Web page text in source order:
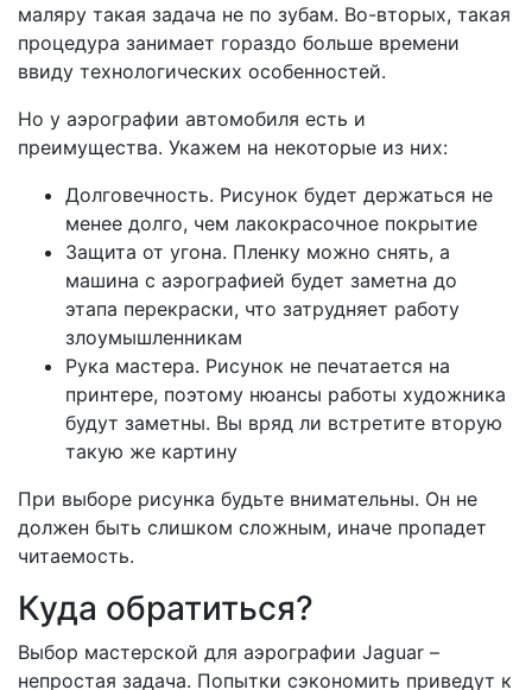
маляру такая задача не по зубам. Во-вторых, такая
процедура занимает гораздо больше времени
ввиду технологических особенностей.
Но у аэрографии автомобиля есть и
преимущества. Укажем на некоторые из них:
Долговечность. Рисунок будет держаться не
менее долго, чем лакокрасочное покрытие
Защита от угона. Пленку можно снять, а
машина с аэрографией будет заметна до
этапа перекраски, что затрудняет работу
злоумышленникам
Рука мастера. Рисунок не печатается на
принтере, поэтому нюансы работы художника
будут заметны. Вы вряд ли встретите вторую
такую же картину
При выборе рисунка будьте внимательны. Он не
должен быть слишком сложным, иначе пропадет
читаемость.
Куда обратиться?
Выбор мастерской для аэрографии Jaguar –
непростая задача. Попытки сэкономить приведут к